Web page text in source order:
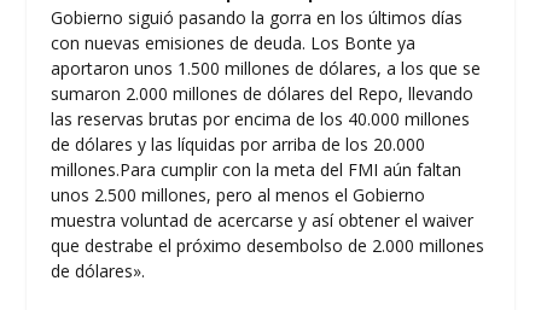
Gobierno siguió pasando la gorra en los últimos días
con nuevas emisiones de deuda. Los Bonte ya
aportaron unos 1.500 millones de dólares, a los que se
sumaron 2.000 millones de dólares del Repo, llevando
las reservas brutas por encima de los 40.000 millones
de dólares y las líquidas por arriba de los 20.000
millones.Para cumplir con la meta del FMI aún faltan
unos 2.500 millones, pero al menos el Gobierno
muestra voluntad de acercarse y así obtener el waiver
que destrabe el próximo desembolso de 2.000 millones
de dólares».